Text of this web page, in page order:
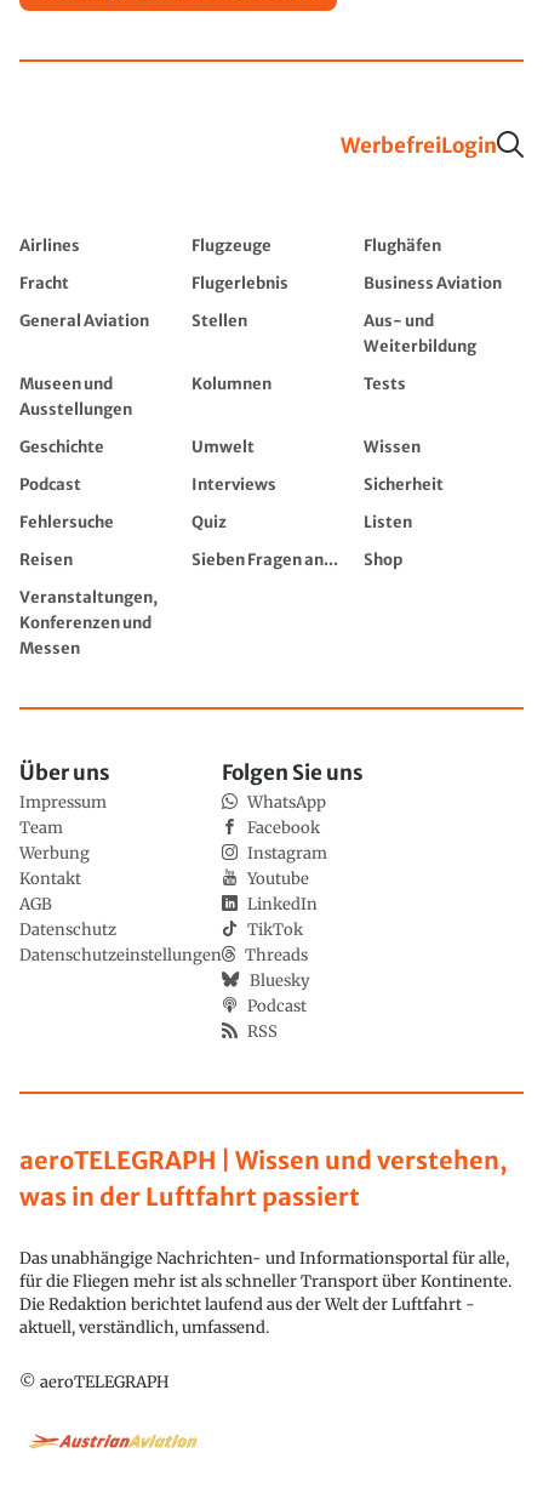
WerbefreiLogin
Airlines Flugzeuge
Flughäfen
Fracht
Flugerlebnis
Business Aviation
General Aviation
Stellen
Aus- und
Weiterbildung
Museen und
Ausstellungen
Kolumnen Tests
Geschichte Umwelt
Wissen
Podcast
Interviews
Sicherheit
Fehlersuche
Quiz
Listen
Reisen
Sieben Fragen an...
Shop
Veranstaltungen,
Konferenzen und
Messen
aeroTELEGRAPH | Wissen und verstehen,
was in der Luftfahrt passiert
Das unabhängige Nachrichten- und Informationsportal für alle,
für die Fliegen mehr ist als schneller Transport über Kontinente.
Die Redaktion berichtet laufend aus der Welt der Luftfahrt -
aktuell, verständlich, umfassend.
© aeroTELEGRAPH
Über uns
Impressum
Team
Werbung
Kontakt
AGB
Datenschutz
Datenschutzeinstellungen
Folgen Sie uns
WhatsApp
Facebook
Instagram
Youtube
LinkedIn
TikTok
Threads
Bluesky
Podcast
RSS